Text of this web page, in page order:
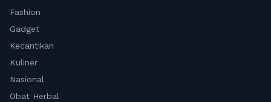
Fashion
Gadget
Kecantikan
Kuliner
Nasional
Obat Herbal